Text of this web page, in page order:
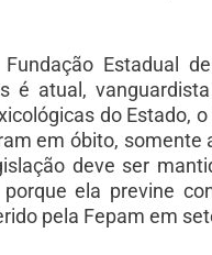
Estadual
é atual,
do Estado,
em óbito, somente
deve ser
ela previne
pela Fepam em